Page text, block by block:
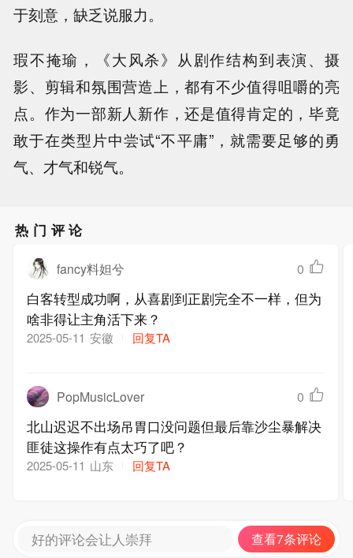
于刻意，缺乏说服力。
瑕不掩瑜，《大风杀》从剧作结构到表演、摄
影、剪辑和氛围营造上，都有不少值得咀嚼的亮
点。作为一部新人新作，还是值得肯定的，毕竟
敢于在类型片中尝试“不平庸”，就需要足够的勇
气、才气和锐气。
热门评论
fancy料妲兮 0
白客转型成功啊，从喜剧到正剧完全不一样，但为
啥非得让主角活下来？
2025-05-11 安徽 回复TA
PopMusicLover 0
北山迟迟不出场吊胃口没问题但最后靠沙尘暴解决
匪徒这操作有点太巧了吧？
2025-05-11 山东 回复TA
好的评论会让人崇拜 查看7条评论